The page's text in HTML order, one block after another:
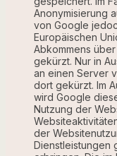
Anonymisierung
von Google
Europäischen
Abkommens
gekürzt. Nur in
an einen Server
dort gekürzt. Im
wird Google
Nutzung der
der
Dienstleistungen